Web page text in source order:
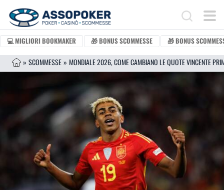
Vai al contenuto
Search for:
💻 MIGLIORI BOOKMAKER 🎁 BONUS SCOMMESSE 🎁 BONUS
» SCOMMESSE»